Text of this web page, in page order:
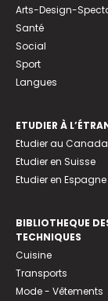
Arts-Design-
Santé
Social
Sport
Langues
ETUDIER À
Etudier au Canada
Etudier en Suisse
Etudier en Espagne
BIBLIOTHEQUE
TECHNIQUES
Cuisine
Transports
Mode - Vêtements